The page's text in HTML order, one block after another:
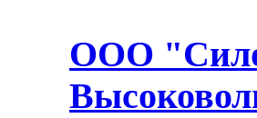
ООО